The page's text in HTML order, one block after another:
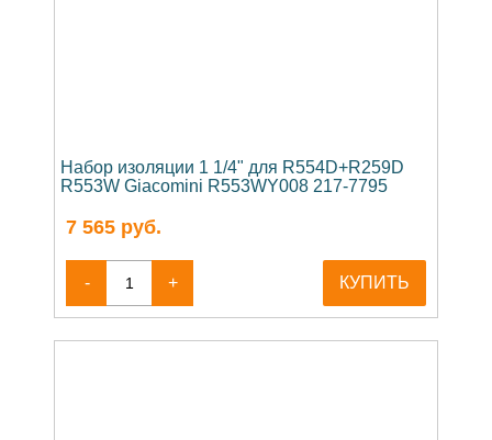
Набор изоляции 1 1/4" для R554D+R259D
R553W Giacomini R553WY008 217-7795
7 565 руб.
- + КУПИТЬ